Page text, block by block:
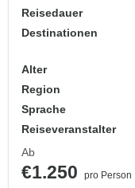
Reisedauer
Destinationen
Alter
Region
Sprache
Reiseveranstalter
Ab
€1.250
pro Person